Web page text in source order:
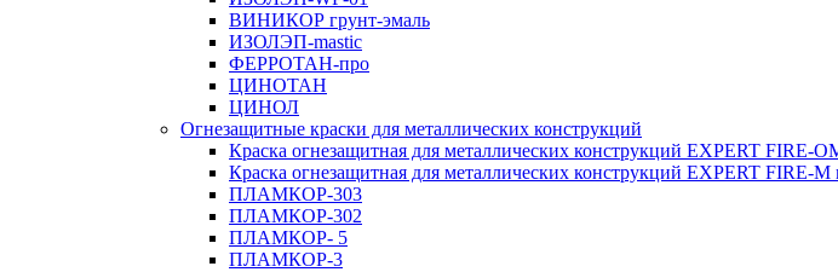
ВИНИКОР грунт-эмаль
ИЗОЛЭП-mastic
ФЕРРОТАН-про
ЦИНОТАН
ЦИНОЛ
Огнезащитные краски для металлических конструкций
Краска огнезащитная для металлических конструкций EXPERT FIRE-
Краска огнезащитная для металлических конструкций EXPERT FIRE-M
ПЛАМКОР-303
ПЛАМКОР-302
ПЛАМКОР- 5
ПЛАМКОР-3